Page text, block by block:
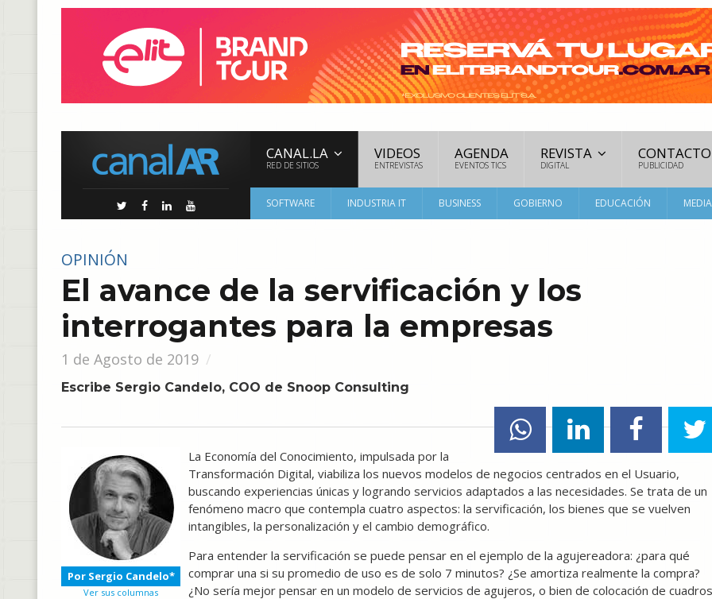
CANAL.LA
RED DE SITIOS
VIDEOS
ENTREVISTAS
AGENDA
EVENTOS TICS
REVISTA
DIGITAL
CONTACTO
PUBLICIDAD
SOFTWARE INDUSTRIA IT BUSINESS GOBIERNO EDUCACIÓN
OPINIÓN
El avance de la servificación y los
interrogantes para la empresas
1 de Agosto de 2019
Escribe Sergio Candelo, COO de Snoop Consulting
Por Sergio Candelo*
Ver sus columnas
La Economía del Conocimiento, impulsada por la
Transformación Digital, viabiliza los nuevos modelos de negocios centrados en el Usuario,
buscando experiencias únicas y logrando servicios adaptados a las necesidades. Se trata de un
fenómeno macro que contempla cuatro aspectos: la servificación, los bienes que se vuelven
intangibles, la personalización y el cambio demográfico.
Para entender la servificación se puede pensar en el ejemplo de la agujereadora: ¿para qué
comprar una si su promedio de uso es de solo 7 minutos? ¿Se amortiza realmente la compra?
¿No sería mejor pensar en un modelo de servicios de agujeros, o bien de colocación de